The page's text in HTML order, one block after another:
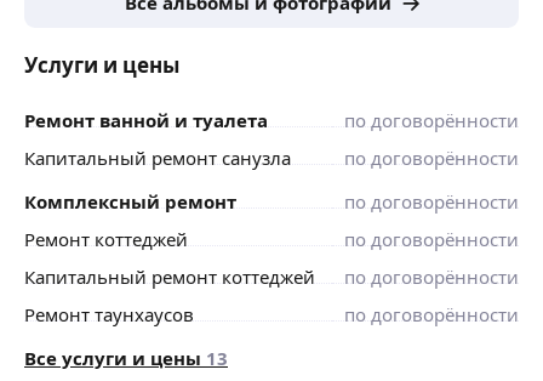
Услуги и цены
Ремонт ванной и туалета
по договорённости
Капитальный ремонт санузла
по договорённости
Комплексный ремонт
по договорённости
Ремонт коттеджей
по договорённости
Капитальный ремонт коттеджей
по договорённости
Ремонт таунхаусов
по договорённости
Все услуги и цены 13